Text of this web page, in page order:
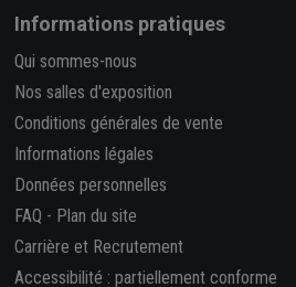
Informations pratiques
Qui sommes-nous
Nos salles d'exposition
Conditions générales de vente
Informations légales
Données personnelles
FAQ - Plan du site
Carrière et Recrutement
Accessibilité : partiellement conforme